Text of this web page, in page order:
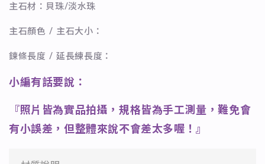
主石材：貝珠/淡水珠
主石顏色 / 主石大小：
鍊條長度 / 延長練長度：
小編有話要說：
『照片皆為實品拍攝，規格皆為手工測量，難免會
有小誤差，但整體來說不會差太多喔！』